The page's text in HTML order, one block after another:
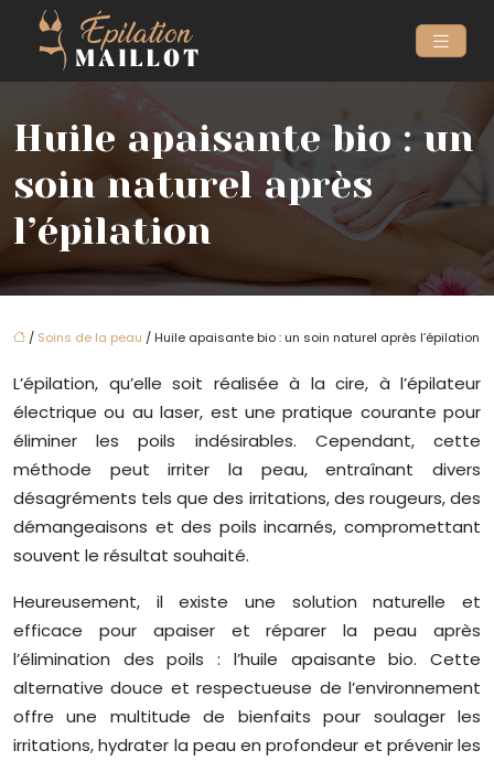
Huile apaisante bio : un
soin naturel après
l’épilation
/ Soins de la peau / Huile apaisante bio : un soin naturel après l’épilation
L’épilation, qu’elle soit réalisée à la cire, à l’épilateur
électrique ou au laser, est une pratique courante pour
éliminer les poils indésirables. Cependant, cette
méthode peut irriter la peau, entraînant divers
désagréments tels que des irritations, des rougeurs, des
démangeaisons et des poils incarnés, compromettant
souvent le résultat souhaité.
Heureusement, il existe une solution naturelle et
efficace pour apaiser et réparer la peau après
l’élimination des poils : l’huile apaisante bio. Cette
alternative douce et respectueuse de l’environnement
offre une multitude de bienfaits pour soulager les
irritations, hydrater la peau en profondeur et prévenir les